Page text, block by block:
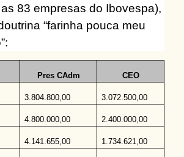
83 empresas do Ibovespa),
“farinha pouca meu
Pres CAdm CEO
3.804.800,00 3.072.500,00
4.800.000,00 2.400.000,00
4.141.655,00 1.734.621,00